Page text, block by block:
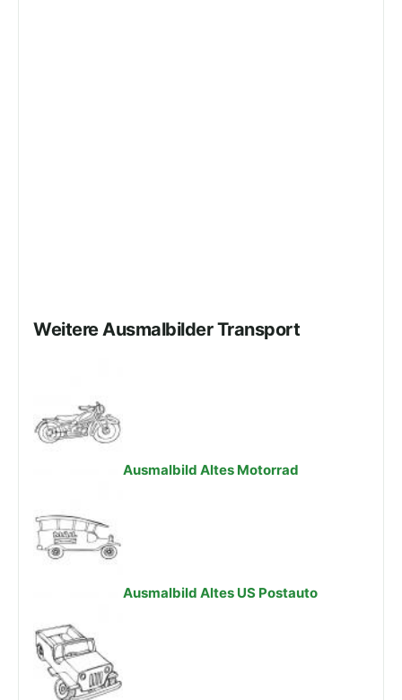
Weitere Ausmalbilder Transport
Ausmalbild Altes Motorrad
Ausmalbild Altes US Postauto